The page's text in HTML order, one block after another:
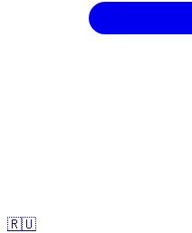
🇷🇺